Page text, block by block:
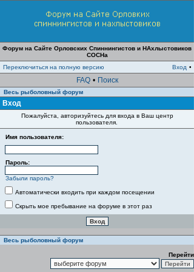
Форум на Сайте Орловских Спиннингистов и НАхлыстовиков
СОСНа
Переключиться на полную версию
Вход •
FAQ • Поиск
Весь рыболовный форум
Вход
Пожалуйста, авторизуйтесь для входа в Ваш центр
пользователя.
Имя пользователя:
Пароль:
Забыли пароль?
Автоматически входить при каждом посещении
Скрыть мое пребывание на форуме в этот раз
Весь рыболовный форум
Перейти